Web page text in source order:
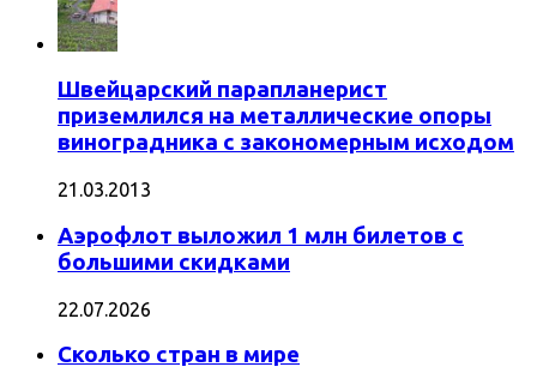
Швейцарский парапланерист
приземлился на металлические опоры
виноградника с закономерным исходом
21.03.2013
Аэрофлот выложил 1 млн билетов с
большими скидками
22.07.2026
Сколько стран в мире